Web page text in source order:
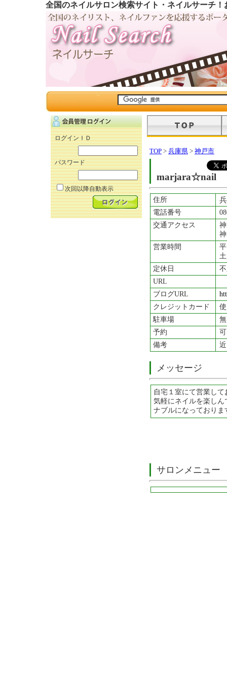
全国のネイルサロン検索サイト・ネイルサーチ
ログインＩＤ
パスワード
次回以降自動表示
TOP > 兵庫県 > 神戸市
marjara☆nail
住所
電話番号
交通アクセス
営業時間
定休日
URL
ブログURL
クレジットカード
駐車場
無
予約
可
備考
メッセージ
自宅１室にて営業して
気軽にネイルを楽し
ナブルになっておりま
サロンメニュー